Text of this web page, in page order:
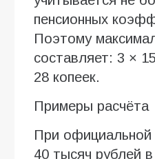
пенсионных
Поэтому
составляет: 3 ×
28 копеек.
Примеры расчёта
При официальной
40 тысяч рублей